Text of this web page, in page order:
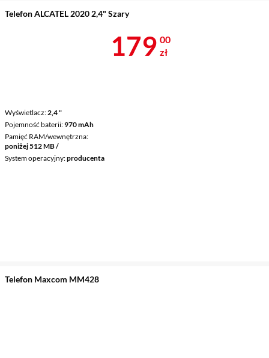
Telefon ALCATEL 2020 2,4" Szary
Wyświetlacz 2,4 "
Pojemność baterii 970 mAh
Pamięć RAM/wewnętrzna
poniżej 512 MB /
System operacyjny producenta
Cena 179 zł
179 00
zł
Telefon Maxcom MM428